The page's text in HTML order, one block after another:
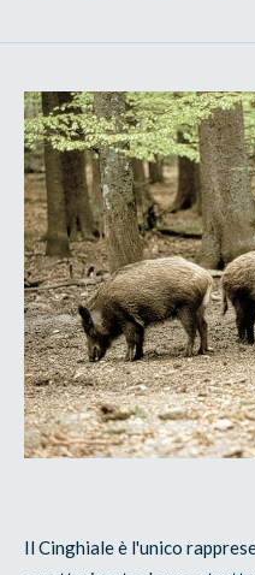
Il Cinghiale è l'unico